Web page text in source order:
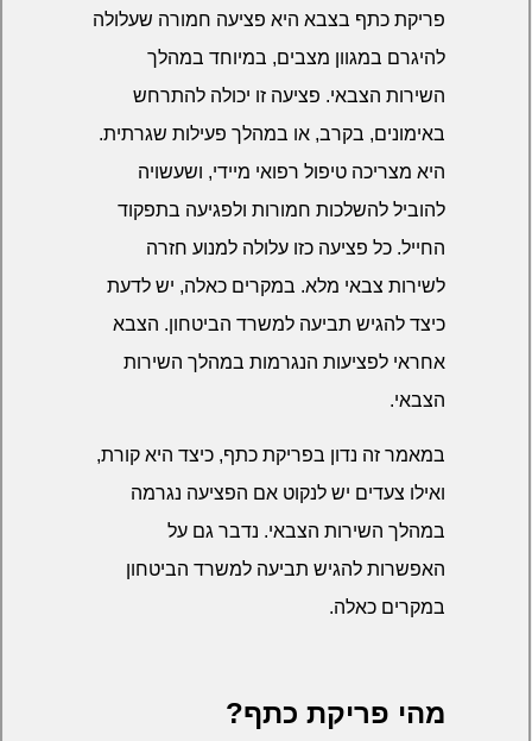
פריקת כתף בצבא היא פציעה חמורה שעלולה
להיגרם במגוון מצבים, במיוחד במהלך
השירות הצבאי. פציעה זו יכולה להתרחש
באימונים, בקרב, או במהלך פעילות שגרתית.
היא מצריכה טיפול רפואי מיידי, ושעשויה
להוביל להשלכות חמורות ולפגיעה בתפקוד
החייל. כל פציעה כזו עלולה למנוע חזרה
לשירות צבאי מלא. במקרים כאלה, יש לדעת
כיצד להגיש תביעה למשרד הביטחון. הצבא
אחראי לפציעות הנגרמות במהלך השירות
הצבאי.
במאמר זה נדון בפריקת כתף, כיצד היא קורת,
ואילו צעדים יש לנקוט אם הפציעה נגרמה
במהלך השירות הצבאי. נדבר גם על
האפשרות להגיש תביעה למשרד הביטחון
במקרים כאלה.
מהי פריקת כתף?